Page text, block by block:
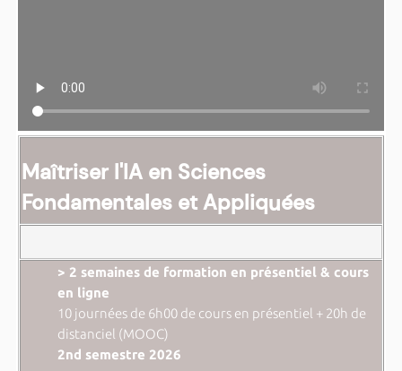
Maîtriser l'IA en Sciences
Fondamentales et Appliquées
> 2 semaines de formation en présentiel & cours
en ligne
10 journées de 6h00 de cours en présentiel + 20h de
distanciel (MOOC)
2nd semestre 2026